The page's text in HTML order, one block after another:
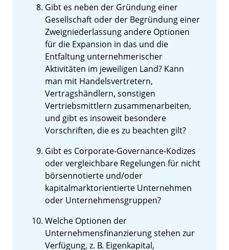
Gibt es neben der Gründung einer
Gesellschaft oder der Begründung einer
Zweigniederlassung andere Optionen
für die Expansion in das und die
Entfaltung unternehmerischer
Aktivitäten im jeweiligen Land? Kann
man mit Handelsvertretern,
Vertragshändlern, sonstigen
Vertriebsmittlern zusammenarbeiten,
und gibt es insoweit besondere
Vorschriften, die es zu beachten gilt?
Gibt es Corporate-Governance-Kodizes
oder vergleichbare Regelungen für nicht
börsennotierte und/oder
kapitalmarktorientierte Unternehmen
oder Unternehmensgruppen?
Welche Optionen der
Unternehmensfinanzierung stehen zur
Verfügung, z. B. Eigenkapital,